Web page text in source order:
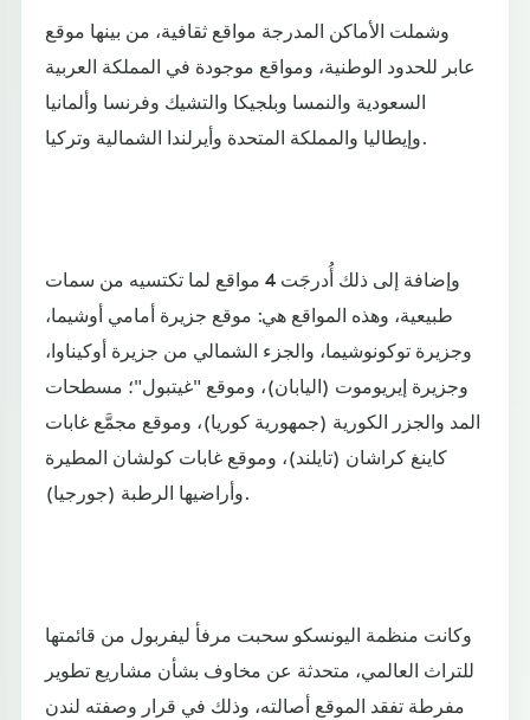
وشملت الأماكن المدرجة مواقع ثقافية، من بينها موقع
عابر للحدود الوطنية، ومواقع موجودة في المملكة العربية
السعودية والنمسا وبلجيكا والتشيك وفرنسا وألمانيا
وإيطاليا والمملكة المتحدة وأيرلندا الشمالية وتركيا.
وإضافة إلى ذلك أُدرجَت 4 مواقع لما تكتسيه من سمات
طبيعية، وهذه المواقع هي: موقع جزيرة أمامي أوشيما،
وجزيرة توكونوشيما، والجزء الشمالي من جزيرة أوكيناوا،
وجزيرة إيريوموت (اليابان)، وموقع "غيتبول"؛ مسطحات
المد والجزر الكورية (جمهورية كوريا)، وموقع مجمَّع غابات
كاينغ كراشان (تايلند)، وموقع غابات كولشان المطيرة
وأراضيها الرطبة (جورجيا).
وكانت منظمة اليونسكو سحبت مرفأ ليفربول من قائمتها
للتراث العالمي، متحدثة عن مخاوف بشأن مشاريع تطوير
مفرطة تفقد الموقع أصالته، وذلك في قرار وصفته لندن